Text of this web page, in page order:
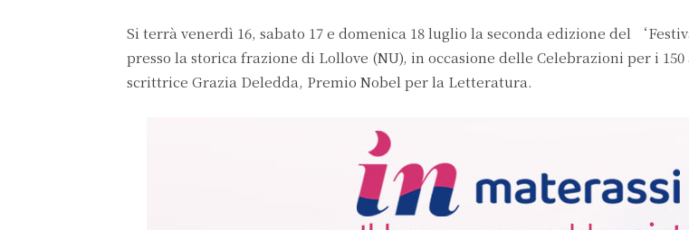
Si terrà venerdì 16, sabato 17 e domenica 18 luglio la seconda edizione del
presso la storica frazione di Lollove (NU), in occasione delle Celebrazioni per i
scrittrice Grazia Deledda, Premio Nobel per la Letteratura.